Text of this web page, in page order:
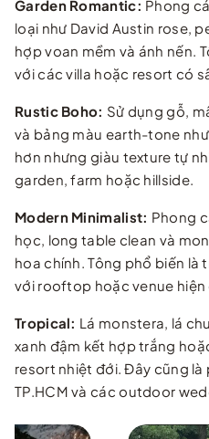
Garden Romantic: Phong
loại như David Austin rose,
hợp voan mềm và ánh nến.
với các villa hoặc resort có
Rustic Boho: Sử dụng gỗ,
và bảng màu earth-tone
hơn nhưng giàu texture tự
garden, farm hoặc hillside.
Modern Minimalist: Phong
học, long table clean và
hoa chính. Tông phổ biến là
với rooftop hoặc venue hiện
Tropical: Lá monstera, lá
xanh đậm kết hợp trắng
resort nhiệt đới. Đây cũng
TP.HCM và các outdoor